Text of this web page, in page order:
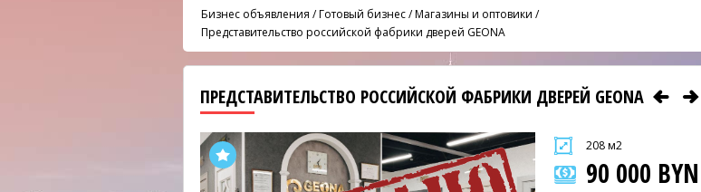
Бизнес объявления /Готовый бизнес/Магазины и оптовики /
Представительство российской фабрики дверей GEONA
ПРЕДСТАВИТЕЛЬСТВО РОССИЙСКОЙ ФАБРИКИ ДВЕРЕЙ GEONA
208 м2
90 000 BYN